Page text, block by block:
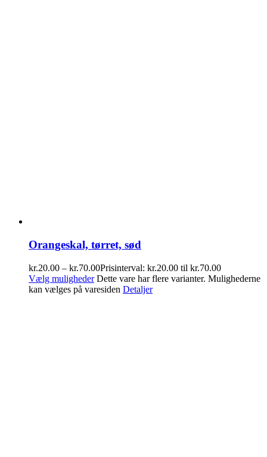
Orangeskal, tørret, sød
kr.20.00 – kr.70.00Prisinterval: kr.20.00 til kr.70.00
Vælg muligheder Dette vare har flere varianter. Mulighederne
kan vælges på varesiden Detaljer